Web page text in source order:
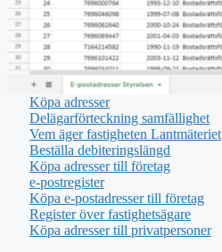
Köpa adresser
Delägarförteckning samfällighet
Vem äger fastigheten Lantmäteriet
Beställa debiteringslängd
Köpa adresser till företag
e-postregister
Köpa e-postadresser till företag
Register över fastighetsägare
Köpa adresser till privatpersoner